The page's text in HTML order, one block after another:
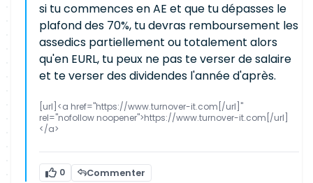
si tu commences en AE et que tu dépasses le
plafond des 70%, tu devras remboursement les
assedics partiellement ou totalement alors
qu'en EURL, tu peux ne pas te verser de salaire
et te verser des dividendes l'année d'après.
[url]<a href="https://www.turnover-it.com[/url]"
rel="nofollow noopener">https://www.turnover-it.com[/url]
</a>
0 Commenter